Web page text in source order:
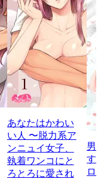
あなたはかわい
い人 〜脱力系ア
ンニュイ女子、
執着ワンコにと
ろとろに愛され
男
す
ロ